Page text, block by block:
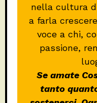
nella cultura
a farla
voce a chi,
passione,
Se amate
tanto